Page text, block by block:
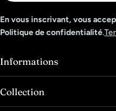
En vous inscrivant, vous
Politique de confidentialité.
Informations
Collection